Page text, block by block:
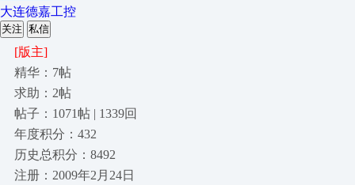
大连德嘉工控
关注 私信
[版主]
精华：7帖
求助：2帖
帖子：1071帖 | 1339回
年度积分：432
历史总积分：8492
注册：2009年2月24日